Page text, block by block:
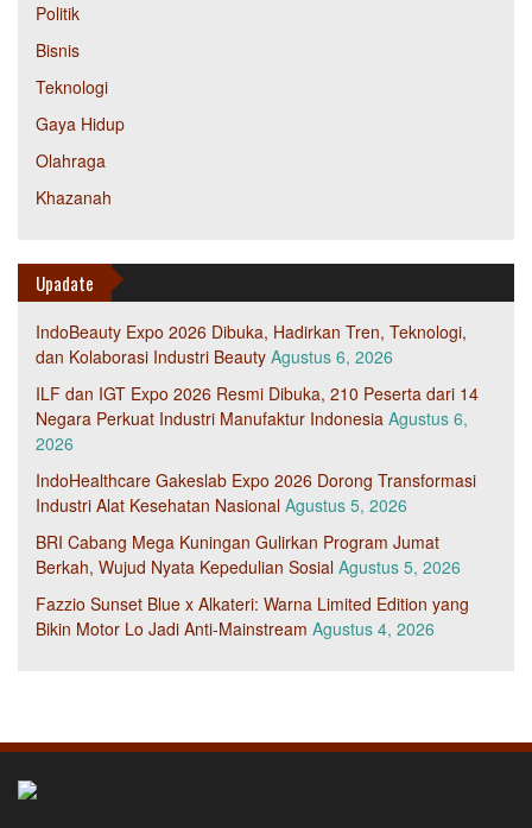
Politik
Bisnis
Teknologi
Gaya Hidup
Olahraga
Khazanah
Upadate
IndoBeauty Expo 2026 Dibuka, Hadirkan Tren, Teknologi,
dan Kolaborasi Industri Beauty Agustus 6, 2026
ILF dan IGT Expo 2026 Resmi Dibuka, 210 Peserta dari 14
Negara Perkuat Industri Manufaktur Indonesia Agustus 6,
2026
IndoHealthcare Gakeslab Expo 2026 Dorong Transformasi
Industri Alat Kesehatan Nasional Agustus 5, 2026
BRI Cabang Mega Kuningan Gulirkan Program Jumat
Berkah, Wujud Nyata Kepedulian Sosial Agustus 5, 2026
Fazzio Sunset Blue x Alkateri: Warna Limited Edition yang
Bikin Motor Lo Jadi Anti-Mainstream Agustus 4, 2026